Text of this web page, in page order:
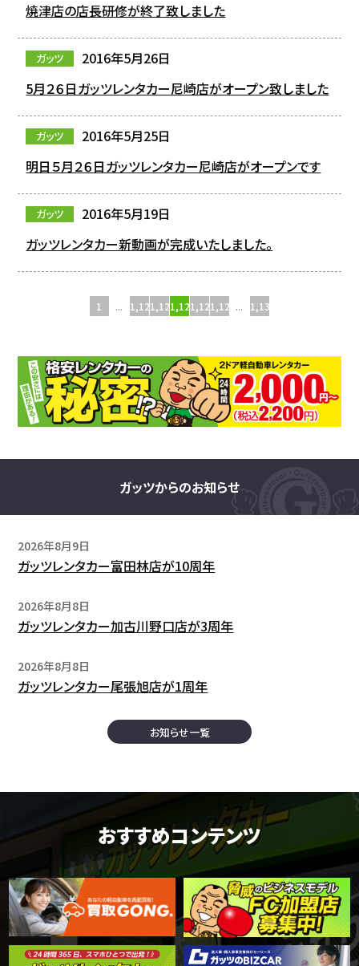
焼津店の店長研修が終了致しました
2016年5月26日
ガッツ
5月２６日ガッツレンタカー尼崎店がオープン致しました
2016年5月25日
ガッツ
明日５月２６日ガッツレンタカー尼崎店がオープンです
2016年5月19日
ガッツ
ガッツレンタカー新動画が完成いたしました。
1 ... 1,1241,1251,1261,1271,128 ... 1,135
ガッツからのお知らせ
2026年8月9日
ガッツレンタカー富田林店が10周年
2026年8月8日
ガッツレンタカー加古川野口店が3周年
2026年8月8日
ガッツレンタカー尾張旭店が1周年
お知らせ一覧
おすすめコンテンツ